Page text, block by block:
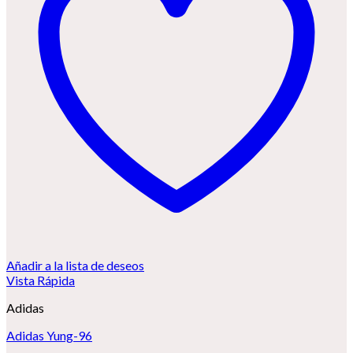
Añadir a la lista de deseos
Vista Rápida
Adidas
Adidas Yung-96